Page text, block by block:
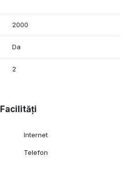
2000
Da
2
Facilități
Internet
Telefon